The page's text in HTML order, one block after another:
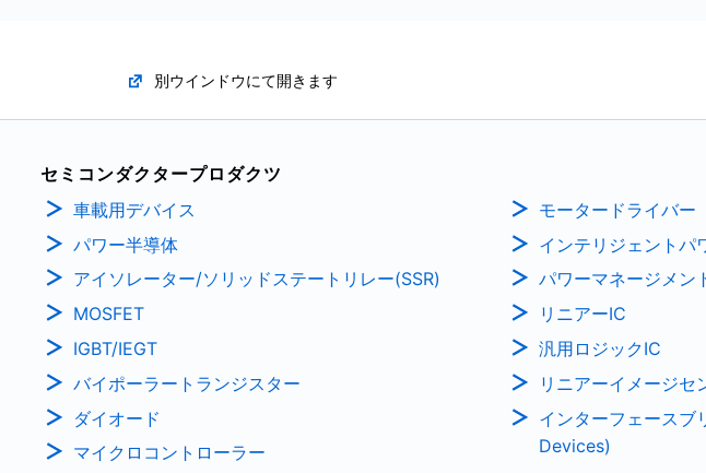
別ウインドウにて開きます
セミコンダクタープロダクツ
車載用デバイス
パワー半導体
アイソレーター/ソリッドステートリレー(SSR)
MOSFET
IGBT/IEGT
バイポーラートランジスター
ダイオード
マイクロコントローラー
モータードライバー
インテリジェントパ
パワーマネージメン
リニアーIC
汎用ロジックIC
リニアーイメージセ
インターフェース
Devices)